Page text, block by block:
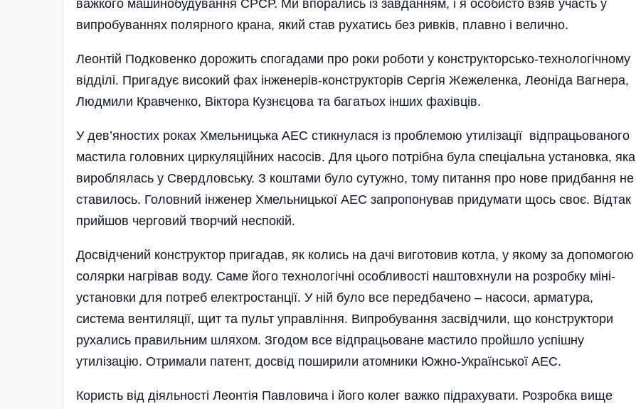
важкого машинобудування СРСР. Ми впорались із завданням, і я особисто взяв участь у
випробуваннях полярного крана, який став рухатись без ривків, плавно і велично.
Леонтій Подковенко дорожить спогадами про роки роботи у конструкторсько-технологічному
відділі. Пригадує високий фах інженерів-конструкторів Сергія Жежеленка, Леоніда Вагнера,
Людмили Кравченко, Віктора Кузнєцова та бага­тьох інших фахівців.
У дев’яностих роках Хмельницька АЕС стикнулася із проблемою утилізації відпрацьованого
мастила головних циркуляційних насосів. Для цього потрібна була спеціальна установка, яка
вироблялась у Свердловську. З коштами було сутужно, тому питання про нове при­дбання не
ставилось. Головний інженер­ Хмельницької АЕС запропонував придумати щось своє. Відтак
прийшов черговий творчий неспокій.
Досвідчений конструктор пригадав, як колись на дачі виготовив котла, у якому за допомогою
солярки­ нагрівав воду. Саме його технологічні особливості наштовхнули на розробку міні-
установки для потреб елек­тростанції. У ній було все перед­баче­но – насо­си, арматура,
система венти­ляції, щит та пульт управ­ління. Випробування засвідчили, що конс­труктори
рухались правильним шляхом. Згодом все відпрацьо­ване мас­тило пройшло успішну
утилізацію. Отримали патент, дос­від поширили атомники Южно-Україн­ської АЕС.
Користь від діяльності Леонтія Павловича і його колег важко підрахувати. Розробка вище